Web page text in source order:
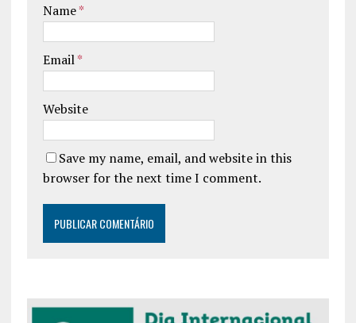
Name*
Email*
Website
Save my name, email, and website in this
browser for the next time I comment.